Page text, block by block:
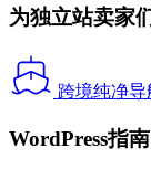
为独立站卖家
跨境纯净导
WordPress指南